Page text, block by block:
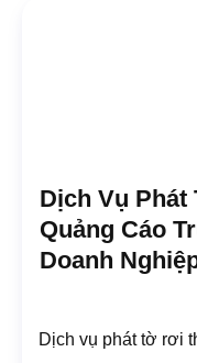
Dịch Vụ
Quảng Cáo
Doanh
Dịch vụ phát tờ rơi